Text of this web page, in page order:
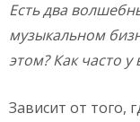
Есть два
музыкальном
этом? Как часто у
Зависит от того,